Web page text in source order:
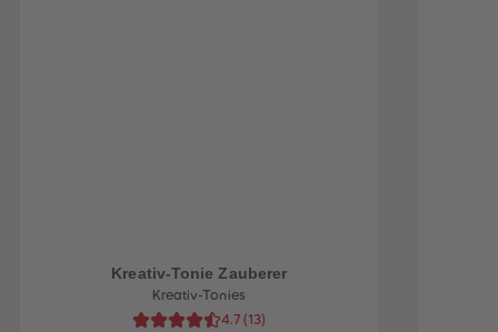
Kreativ-Tonie Zauberer
Kreativ-Tonies
4.7 (13)